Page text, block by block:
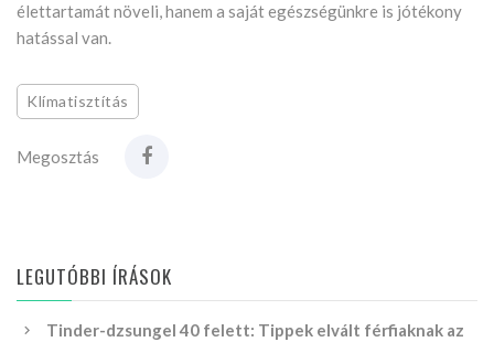
élettartamát növeli, hanem a saját egészségünkre is jótékony
hatással van.
Klímatisztítás
Megosztás
LEGUTÓBBI ÍRÁSOK
Tinder-dzsungel 40 felett: Tippek elvált férfiaknak az